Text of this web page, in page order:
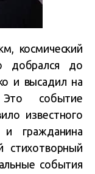
космический
добрался до
и высадил на
событие
известного
гражданина
стихотворный
события